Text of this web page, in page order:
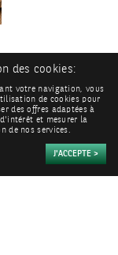
des cookies:
votre navigation, vous
de cookies pour
des offres adaptées à
et mesurer la
de nos services.